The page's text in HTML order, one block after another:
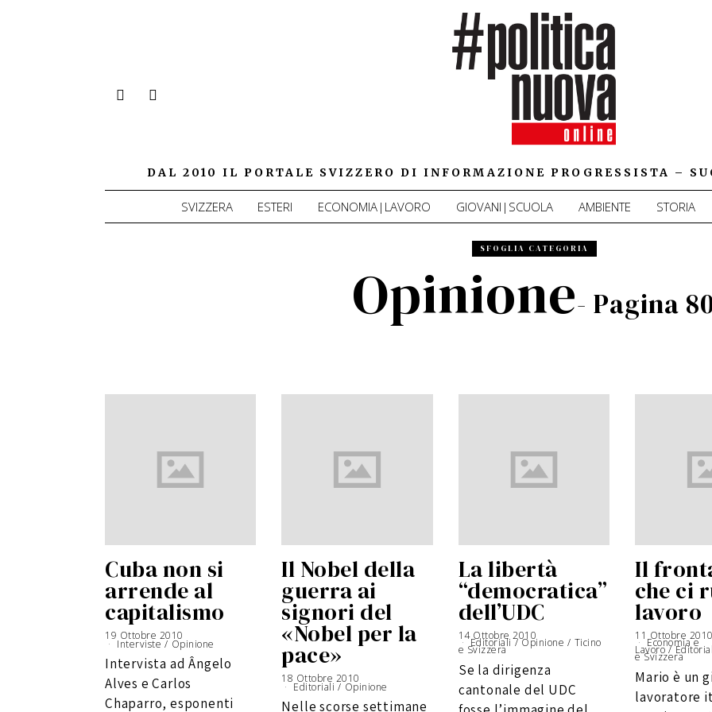
DAL 2010 IL PORTALE SVIZZERO DI INFORMAZIONE PROGRESSISTA –
SVIZZERA ESTERI ECONOMIA|LAVORO GIOVANI|SCUOLA AMBIENTE STORIA
SFOGLIA CATEGORIA
Opinione- Pagina
Cuba non si
arrende al
capitalismo
19 Ottobre 2010
Interviste / Opinione
Intervista ad Ângelo
Alves e Carlos
Chaparro, esponenti
Il Nobel della
guerra ai
signori del
«Nobel per la
pace»
18 Ottobre 2010
9
O
t
Editoriali / Opinione
Nelle scorse settimane
La libertà
“democratica”
dell’UDC
14 Ottobre 2010
9
O
o
b
r
e
0
Editoriali / Opinione / Ticino
e Svizzera
Se la dirigenza
cantonale del UDC
Il
che ci
lavoro
11 Ottobre 2010
Economia e
Lavoro /
e Svizzera
Mario è un
lavoratore